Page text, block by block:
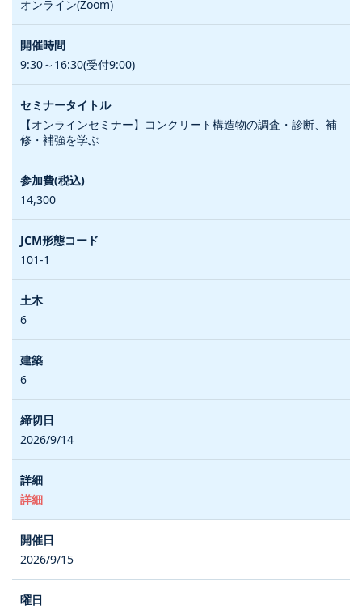
オンライン(Zoom)
9:30～16:30(受付9:00)
【オンラインセミナー】コンクリート構造物の調査・診断、補
修・補強を学ぶ
14,300
101-1
6
6
2026/9/14
詳細
2026/9/15